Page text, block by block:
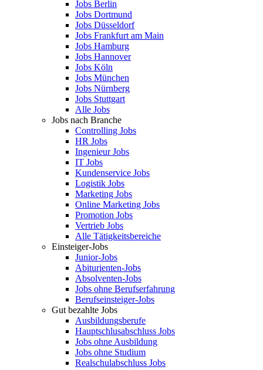
Jobs Berlin
Jobs Dortmund
Jobs Düsseldorf
Jobs Frankfurt am Main
Jobs Hamburg
Jobs Hannover
Jobs Köln
Jobs München
Jobs Nürnberg
Jobs Stuttgart
Alle Jobs
Jobs nach Branche
Controlling Jobs
HR Jobs
Ingenieur Jobs
IT Jobs
Kundenservice Jobs
Logistik Jobs
Marketing Jobs
Online Marketing Jobs
Promotion Jobs
Vertrieb Jobs
Alle Tätigkeitsbereiche
Einsteiger-Jobs
Junior-Jobs
Abiturienten-Jobs
Absolventen-Jobs
Jobs ohne Berufserfahrung
Berufseinsteiger-Jobs
Gut bezahlte Jobs
Ausbildungsberufe
Hauptschlusabschluss Jobs
Jobs ohne Ausbildung
Jobs ohne Studium
Realschulabschluss Jobs